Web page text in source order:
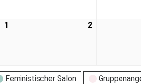
1 2
Feministischer Salon